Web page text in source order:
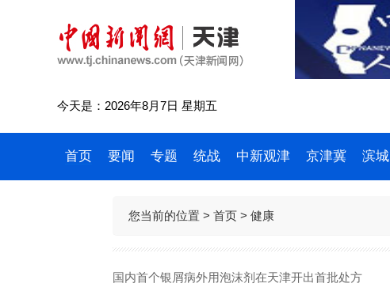
今天是：2026年8月7日 星期五
首页 要闻 专题 统战 中新观津 京津冀 滨城
您当前的位置 > 首页 > 健康
国内首个银屑病外用泡沫剂在天津开出首批处方